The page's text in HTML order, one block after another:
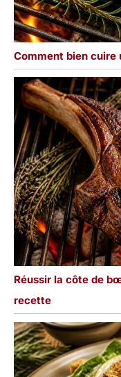
Comment bien cuire
Réussir la côte de
recette